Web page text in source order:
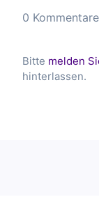
0 Kommentare
Bitte melden
hinterlassen.